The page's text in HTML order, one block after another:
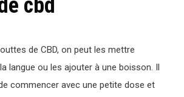
cbd
de CBD, on peut les mettre
langue ou les ajouter à une boisson. Il
commencer avec une petite dose et